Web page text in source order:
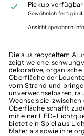
Pickup
Gewöhnlich fertig in
Ansicht speichern
Die aus recyceltem
zeigt weiche,
dekorative,
Oberfläche der
vom Strand und
unverwechselbaren,
Wechselspiel
Oberfläche schafft
mit einer LED-
bietet ein Spiel aus
Materials sowie ihre